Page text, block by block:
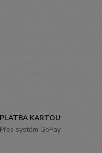
PLATBA KARTOU
Přes systém GoPay